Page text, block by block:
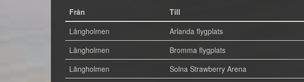
Från Till
Långholmen
Arlanda flygplats
Långholmen
Bromma flygplats
Långholmen
Solna Strawberry Arena